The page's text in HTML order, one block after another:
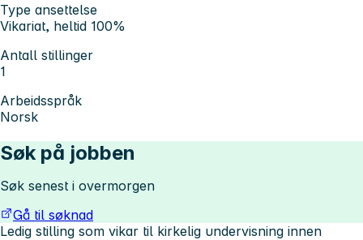
Type ansettelse
Vikariat, heltid 100%
Antall stillinger
1
Arbeidsspråk
Norsk
Søk på jobben
Søk senest i overmorgen
Gå til søknad
Ledig stilling som vikar til kirkelig undervisning innen